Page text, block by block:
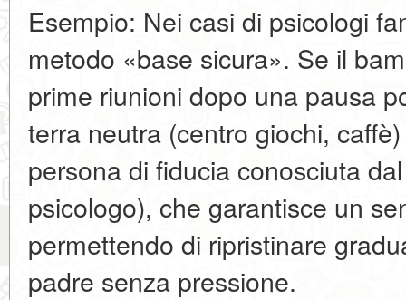
Esempio: Nei casi di psicologi
metodo «base sicura». Se il
prime riunioni dopo una pausa
terra neutra (centro giochi,
persona di fiducia conosciuta
psicologo), che garantisce un
permettendo di ripristinare
padre senza pressione.